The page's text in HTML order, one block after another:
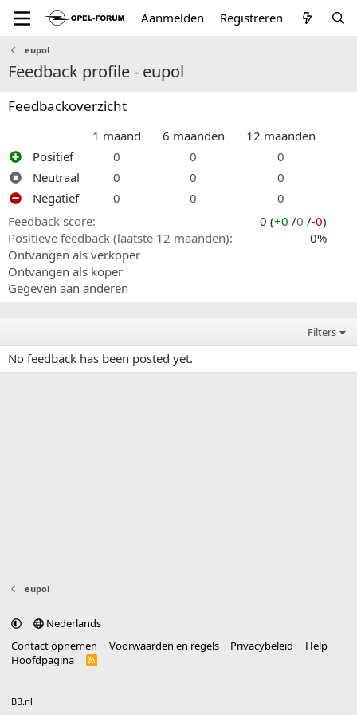
Aanmelden Registreren
eupol
Feedback profile - eupol
Feedbackoverzicht
1 maand 6 maanden
12 maanden
Positief
0 0
0
Neutraal
0 0
0
Negatief
0 0
0
Feedback score
0 (+0 /0 /-0)
Positieve feedback (laatste 12 maanden)
0%
Ontvangen als verkoper
Ontvangen als koper
Gegeven aan anderen
Filters
No feedback has been posted yet.
eupol
Nederlands
Contact opnemen
Voorwaarden en regels Privacybeleid
Help
Hoofdpagina
R
BB.nl